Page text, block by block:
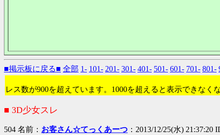
■掲示板に戻る■ 全部 1- 101- 201- 301- 401- 501- 601- 701- 801-
レス数が900を超えています。1000を超えると表示できなく
■ 3D少女スレ
504 名前： お客さん☆てっくあーつ ：2013/12/25(水) 21:37:20